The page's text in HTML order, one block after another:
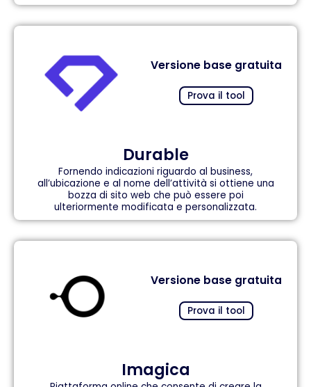
Versione base gratuita
Prova il tool
Durable
Fornendo indicazioni riguardo al business,
all’ubicazione e al nome dell’attività si ottiene una
bozza di sito web che può essere poi
ulteriormente modificata e personalizzata.
Versione base gratuita
Prova il tool
Imagica